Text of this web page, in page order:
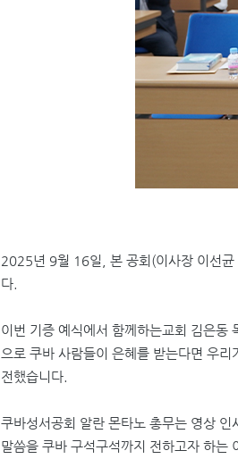
2025년 9월 16일 본 공회 (이사장 이선균
다
이번 기증 예식에서 함께하는교회 김은동
으로 쿠바 사람들이 은혜를 받는다면 우리
전했습니다
쿠바성서공회 알란 몬타노 총무는 영상 인
말씀을 쿠바 구석구석까지 전하고자 하는